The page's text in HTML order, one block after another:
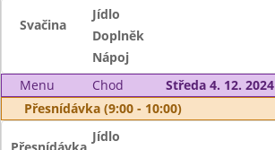
Svačina
Jídlo
Doplněk
Nápoj
Menu
Chod
Středa 4. 12. 2024
Přesnídávka (9:00 - 10:00)
Jídlo